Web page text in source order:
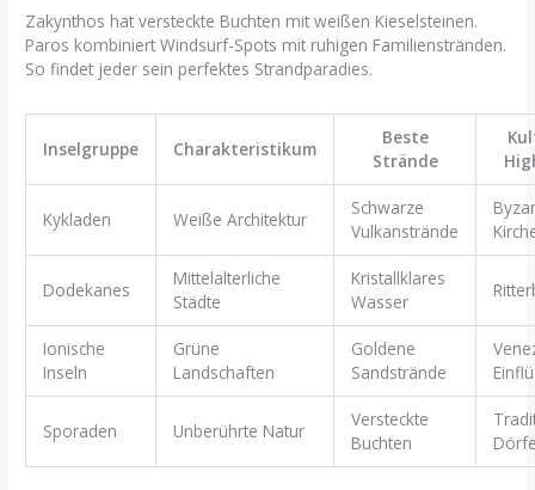
Zakynthos hat versteckte Buchten mit weißen Kieselsteinen.
Paros kombiniert Windsurf-Spots mit ruhigen Familienstränden.
So findet jeder sein perfektes Strandparadies.
Inselgruppe Charakteristikum
Beste
Strände
Kykladen Weiße Architektur
Schwarze
Vulkanstrände
Dodekanes
Mittelalterliche
Städte
Kristallklares
Wasser
Ionische
Inseln
Grüne
Landschaften
Goldene
Sandstrände
Sporaden Unberührte Natur
Versteckte
Buchten